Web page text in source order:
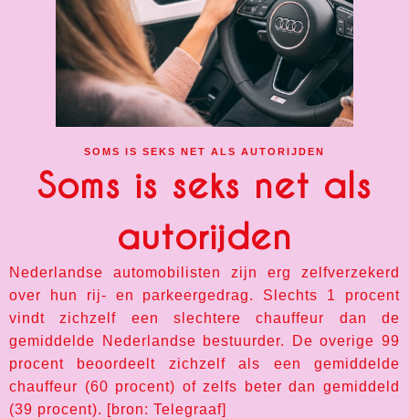
SOMS IS SEKS NET ALS AUTORIJDEN​
Soms is seks net als
autorijden​
Nederlandse automobilisten zijn erg zelfverzekerd
over hun rij- en parkeergedrag. Slechts 1 procent
vindt zichzelf een slechtere chauffeur dan de
gemiddelde Nederlandse bestuurder. De overige 99
procent beoordeelt zichzelf als een gemiddelde
chauffeur (60 procent) of zelfs beter dan gemiddeld
(39 procent). [bron: Telegraaf]